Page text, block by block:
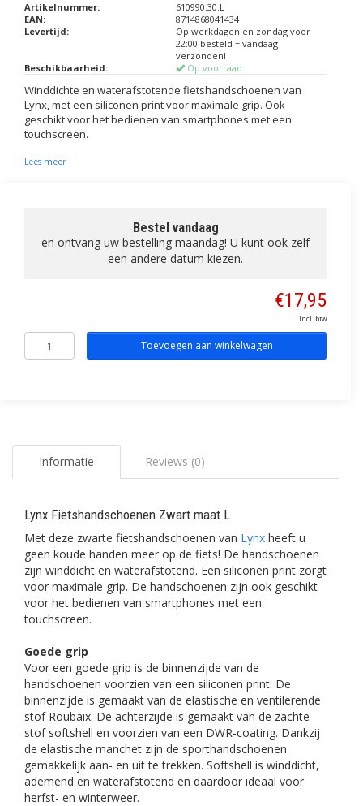
Artikelnummer:
610990.30.L
EAN:
8714868041434
Levertijd:
Op werkdagen en zondag voor
22:00 besteld = vandaag
verzonden!
Beschikbaarheid:
Op voorraad
Winddichte en waterafstotende fietshandschoenen van
Lynx, met een siliconen print voor maximale grip. Ook
geschikt voor het bedienen van smartphones met een
touchscreen.
Lees meer
Bestel vandaag
en ontvang uw bestelling maandag! U kunt ook zelf
een andere datum kiezen.
€17,95
Incl. btw
Toevoegen aan winkelwagen
Informatie Reviews (0)
Lynx Fietshandschoenen Zwart maat L
Met deze zwarte fietshandschoenen van Lynx heeft u
geen koude handen meer op de fiets! De handschoenen
zijn winddicht en waterafstotend. Een siliconen print zorgt
voor maximale grip. De handschoenen zijn ook geschikt
voor het bedienen van smartphones met een
touchscreen.
Goede grip
Voor een goede grip is de binnenzijde van de
handschoenen voorzien van een siliconen print. De
binnenzijde is gemaakt van de elastische en ventilerende
stof Roubaix. De achterzijde is gemaakt van de zachte
stof softshell en voorzien van een DWR-coating. Dankzij
de elastische manchet zijn de sporthandschoenen
gemakkelijk aan- en uit te trekken. Softshell is winddicht,
ademend en waterafstotend en daardoor ideaal voor
herfst- en winterweer.